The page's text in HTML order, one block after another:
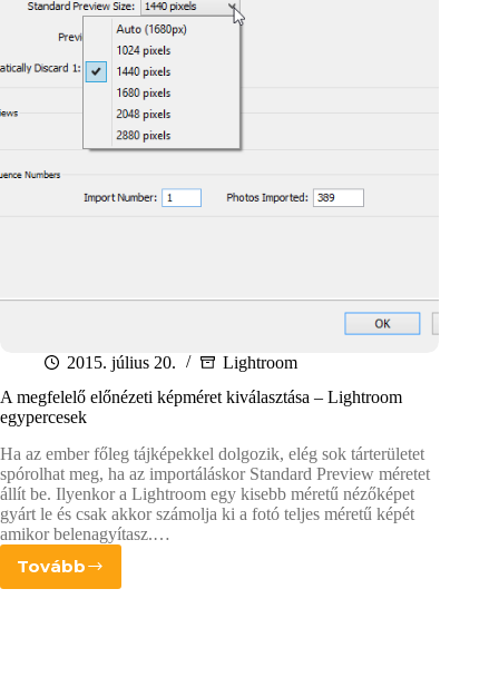
2015. július 20.
Lightroom
A megfelelő előnézeti képméret kiválasztása – Lightroom
egypercesek
Ha az ember főleg tájképekkel dolgozik, elég sok tárterületet
spórolhat meg, ha az importáláskor Standard Preview méretet
állít be. Ilyenkor a Lightroom egy kisebb méretű nézőképet
gyárt le és csak akkor számolja ki a fotó teljes méretű képét
amikor belenagyítasz.…
Tovább
A